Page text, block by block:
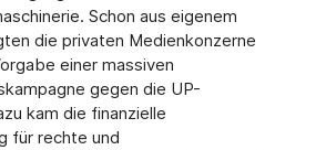
Schon aus eigenem
die privaten Medienkonzerne
einer massiven
gegen die UP-
kam die finanzielle
für rechte und